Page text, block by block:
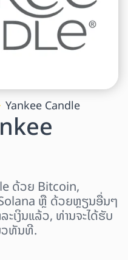
Yankee Candle
ດ້ວຍ Bitcoin,
ຫຼື ດ້ວຍຫຼຽນອື່ນໆ
ເງິນແລ້ວ, ທ່ານຈະໄດ້ຮັບ
ວທັນທີ.